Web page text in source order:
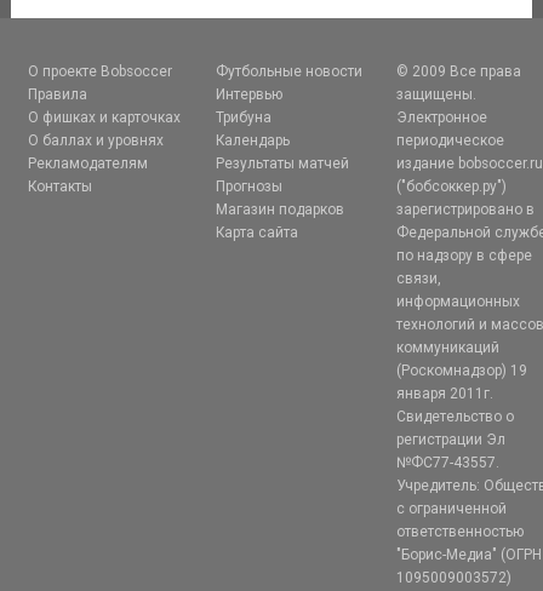
О проекте Bobsoccer
Правила
О фишках и карточках
О баллах и уровнях
Рекламодателям
Контакты
Футбольные новости
Интервью
Трибуна
Календарь
Результаты матчей
Прогнозы
Магазин подарков
Карта сайта
© 2009 Все права
защищены.
Электронное
периодическое
издание bobsoccer.ru
("бобсоккер.ру")
зарегистрировано в
Федеральной
по надзору в сфере
связи,
информационных
технологий и
коммуникаций
(Роскомнадзор) 19
января 2011г.
Свидетельство о
регистрации Эл
№ФС77-43557.
Учредитель:
с ограниченной
ответственностью
"Борис-Медиа" (ОГРН
1095009003572)